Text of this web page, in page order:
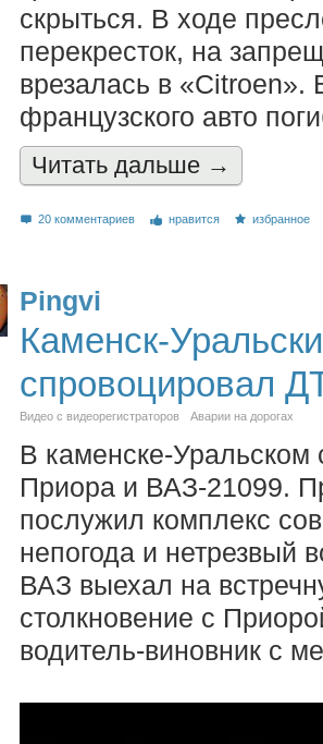
скрыться. В ходе
перекресток, на
врезалась в «Citroen».
французского авто
Читать дальшe →
20 комментариев нравится избранное
Pingvi
Каменск-
спровоцировал
Видео с видеорегистраторов Аварии на дорогах
В каменске-
Приора и ВАЗ-21099.
послужил комплекс
непогода и нетрезвый
ВАЗ выехал на
столкновение с
водитель-виновник с